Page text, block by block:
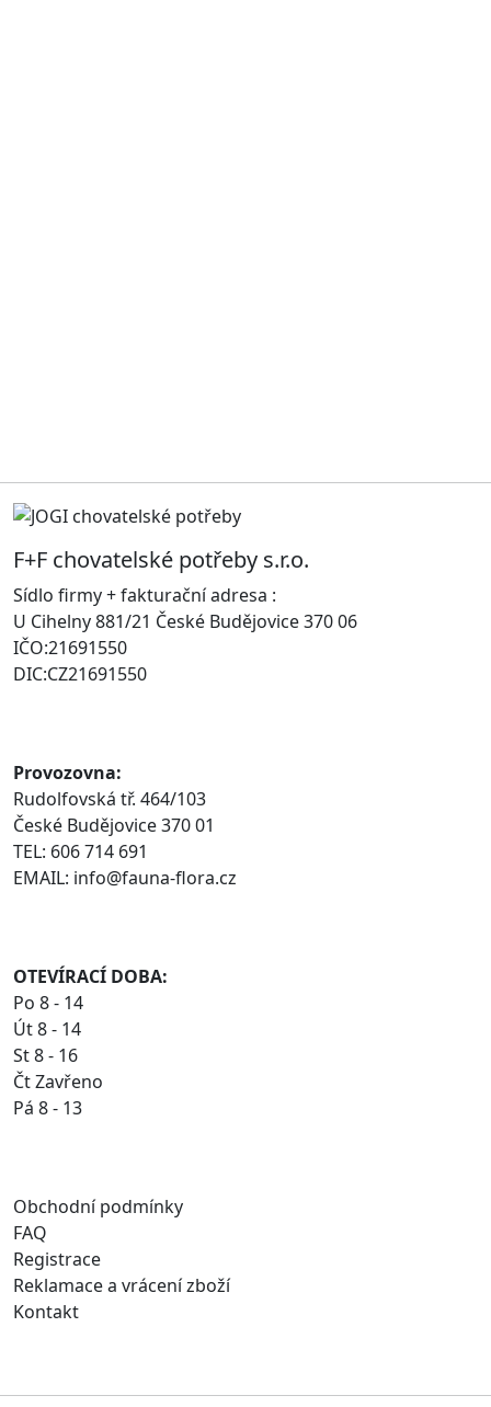
F+F chovatelské potřeby s.r.o.
Sídlo firmy + fakturační adresa :
U Cihelny 881/21 České Budějovice 370 06
IČO:21691550
DIC:CZ21691550
Provozovna:
Rudolfovská tř. 464/103
České Budějovice 370 01
TEL: 606 714 691
EMAIL: info@fauna-flora.cz
OTEVÍRACÍ DOBA:
Po 8 - 14
Út 8 - 14
St 8 - 16
Čt Zavřeno
Pá 8 - 13
Obchodní podmínky
FAQ
Registrace
Reklamace a vrácení zboží
Kontakt